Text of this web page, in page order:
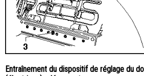
Entraînement du dispositif de réglage du